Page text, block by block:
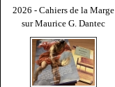
2026 - Cahiers de la Marge
sur Maurice G. Dantec